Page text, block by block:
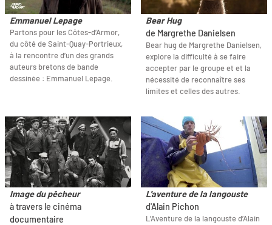
Emmanuel Lepage
Partons pour les Côtes-d’Armor,
du côté de Saint-Quay-Portrieux,
à la rencontre d’un des grands
auteurs bretons de bande
dessinée : Emmanuel Lepage.
Bear Hug
de Margrethe Danielsen
Bear hug de Margrethe Danielsen,
explore la difficulté à se faire
accepter par le groupe et et la
nécessité de reconnaître ses
limites et celles des autres.
Image du pêcheur
à travers le cinéma
documentaire
L'aventure de la langouste
d'Alain Pichon
L’Aventure de la langouste d’Alain